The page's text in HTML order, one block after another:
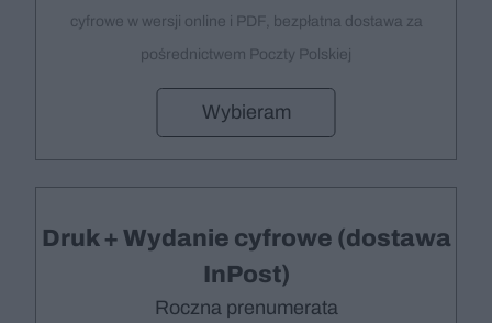
cyfrowe w wersji online i PDF, bezpłatna dostawa za
pośrednictwem Poczty Polskiej
Wybieram
Druk + Wydanie cyfrowe (dostawa
InPost)
Roczna prenumerata